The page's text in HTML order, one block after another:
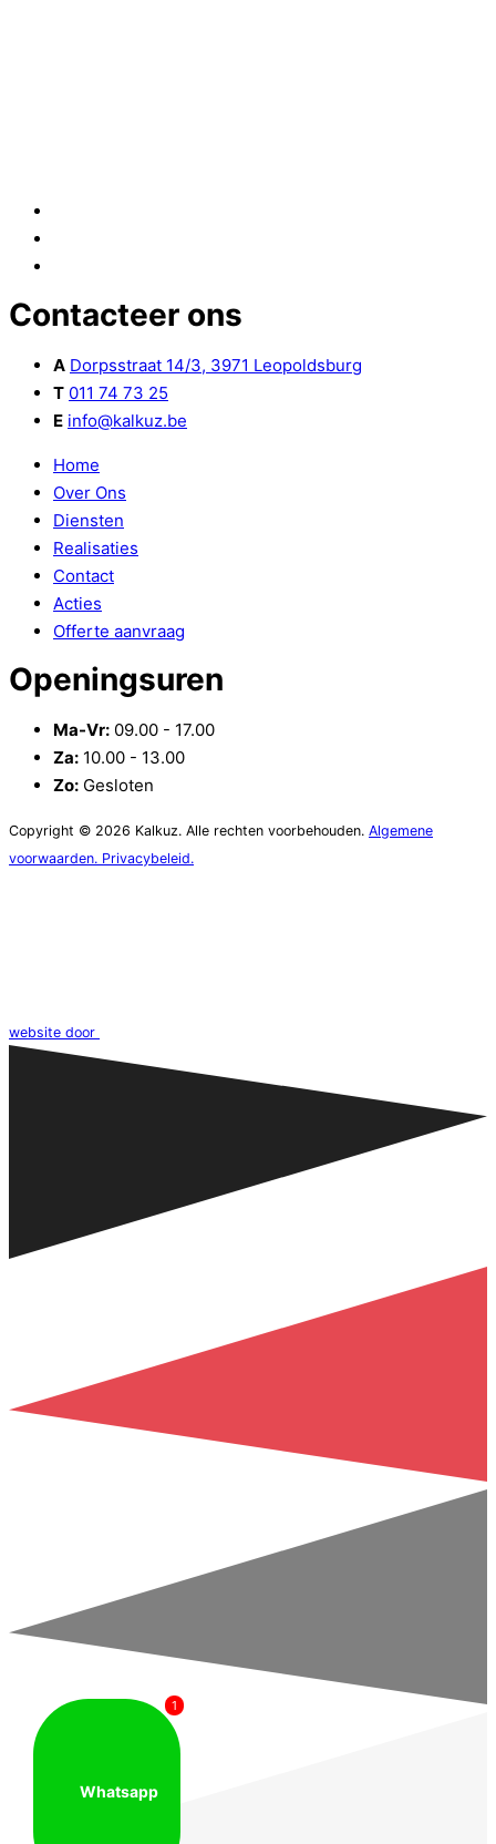
Contacteer ons
A Dorpsstraat 14/3, 3971 Leopoldsburg
T 011 74 73 25
E info@kalkuz.be
Home
Over Ons
Diensten
Realisaties
Contact
Acties
Offerte aanvraag
Openingsuren
Ma-Vr: 09.00 - 17.00
Za: 10.00 - 13.00
Zo: Gesloten
Copyright © 2026 Kalkuz. Alle rechten voorbehouden. Algemene
voorwaarden. Privacybeleid.
website door
Whatsapp
1